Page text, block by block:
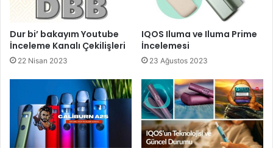
Dur bi’ bakayım Youtube
İnceleme Kanalı Çekilişleri
22 Nisan 2023
IQOS Iluma ve Iluma Prime
İncelemesi
23 Ağustos 2023